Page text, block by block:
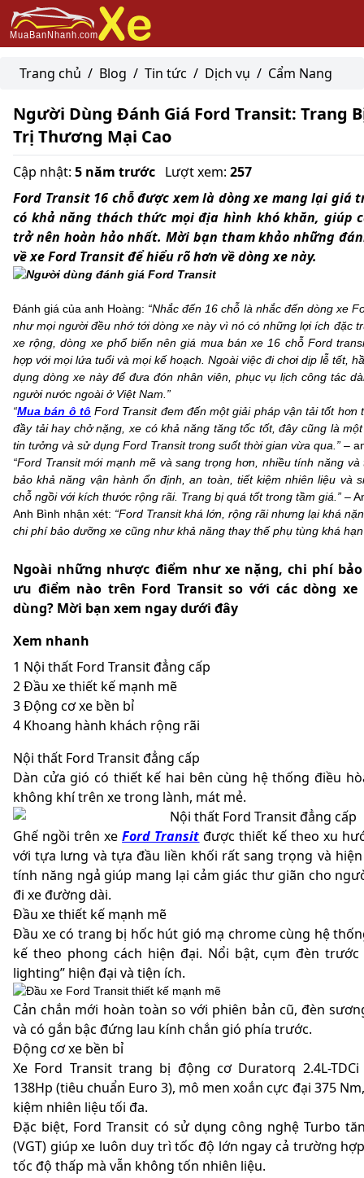
Trang chủ / Blog / Tin tức / Dịch vụ / Cẩm Nang
Người Dùng Đánh Giá Ford Transit: Trang
Trị Thương Mại Cao
Cập nhật: 5 năm trước Lượt xem: 257
Ford Transit 16 chỗ được xem là dòng xe mang lại
có khả năng thách thức mọi địa hình khó khăn, giúp
trở nên hoàn hảo nhất. Mời bạn tham khảo những
về xe Ford Transit để hiểu rõ hơn về dòng xe này.
Đánh giá của anh Hoàng: “Nhắc đến 16 chỗ là nhắc đến dòng xe
như mọi người đều nhớ tới dòng xe này vì nó có những lợi ích đặc
xe rộng, dòng xe phổ biến nên giá mua bán xe 16 chỗ Ford
hợp với mọi lứa tuổi và mọi kế hoạch. Ngoài việc đi chơi dịp lễ tết,
dụng dòng xe này để đưa đón nhân viên, phục vụ lịch công tác
người nước ngoài ở Việt Nam.”
“Mua bán ô tô Ford Transit đem đến một giải pháp vận tải tốt
đầy tải hay chở nặng, xe có khả năng tăng tốc tốt, đây cũng là
tin tưởng và sử dụng Ford Transit trong suốt thời gian vừa qua.” –
“Ford Transit mới mạnh mẽ và sang trọng hơn, nhiều tính năng
bảo khả năng vận hành ổn định, an toàn, tiết kiệm nhiên liệu và
chỗ ngồi với kích thước rộng rãi. Trang bị quá tốt trong tầm giá.” –
Anh Bình nhận xét: “Ford Transit khá lớn, rộng rãi nhưng lại khá
chi phí bảo dưỡng xe cũng như khả năng thay thế phụ tùng khá
Ngoài những nhược điểm như xe nặng, chi phí
ưu điểm nào trên Ford Transit so với các dòng
dùng? Mời bạn xem ngay dưới đây
Xem nhanh
1 Nội thất Ford Transit đẳng cấp
2Đầu xe thiết kế mạnh mẽ
3Động cơ xe bền bỉ
4 Khoang hành khách rộng rãi
Nội thất Ford Transit đẳng cấp
Dàn cửa gió có thiết kế hai bên cùng hệ thống điều
không khí trên xe trong lành, mát mẻ.
Ghế ngồi trên xeFord Transit được thiết kế theo xu
với tựa lưng và tựa đầu liền khối rất sang trọng và
tính năng ngả giúp mang lại cảm giác thư giãn cho
đi xe đường dài.
Đầu xe thiết kế mạnh mẽ
Đầu xe có trang bị hốc hút gió mạ chrome cùng hệ
kế theo phong cách hiện đại. Nổi bật, cụm đèn trước
lighting” hiện đại và tiện ích.
Cản chắn mới hoàn toàn so với phiên bản cũ, đèn
và có gắn bậc đứng lau kính chắn gió phía trước.
Động cơ xe bền bỉ
Xe Ford Transit trang bị động cơ Duratorq 2.4L-
138Hp (tiêu chuẩn Euro 3), mô men xoắn cực đại 375
kiệm nhiên liệu tối đa.
Đặc biệt, Ford Transit có sử dụng công nghệ Turbo
(VGT) giúp xe luôn duy trì tốc độ lớn ngay cả trường
tốc độ thấp mà vẫn không tốn nhiên liệu.